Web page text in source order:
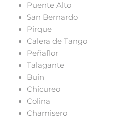
Puente Alto
San Bernardo
Pirque
Calera de Tango
Peñaflor
Talagante
Buin
Chicureo
Colina
Chamisero